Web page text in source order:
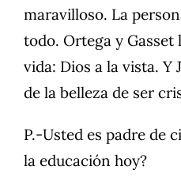
maravilloso. La
todo. Ortega y
vida: Dios a la vista. Y
de la belleza de ser
P.-Usted es padre de
la educación hoy?